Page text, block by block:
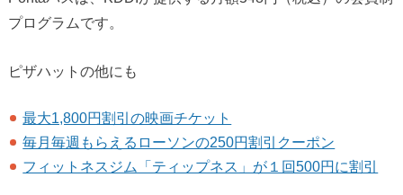
プログラムです。
ピザハットの他にも
最大1,800円割引の映画チケット
毎月毎週もらえるローソンの250円割引クーポン
フィットネスジム「ティップネス」が１回500円に割引